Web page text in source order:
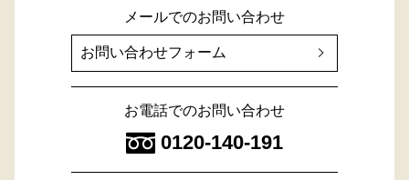
メールでのお問い合わせ
お問い合わせフォーム
お電話でのお問い合わせ
0120-140-191